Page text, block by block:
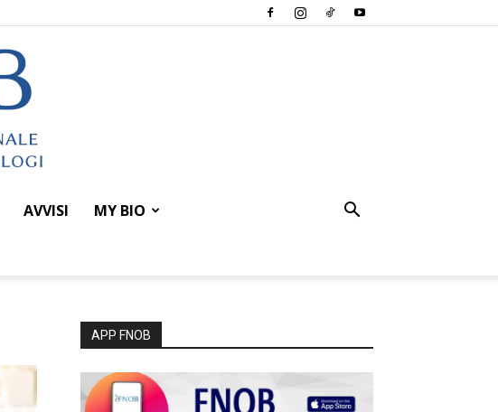
AVVISI MY BIO
APP FNOB